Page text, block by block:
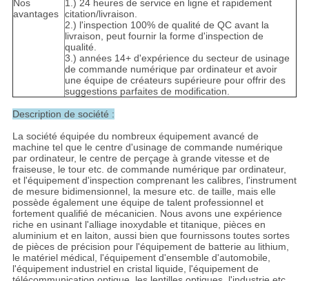
Nos
avantages
1.) 24 heures de service en ligne et rapidement
citation/livraison.
2.) l'inspection 100% de qualité de QC avant la
livraison, peut fournir la forme d'inspection de
qualité.
3.) années 14+ d'expérience du secteur de usinage
de commande numérique par ordinateur et avoir
une équipe de créateurs supérieure pour offrir des
suggestions parfaites de modification.
Description de société :
La société équipée du nombreux équipement avancé de
machine tel que le centre d'usinage de commande numérique
par ordinateur, le centre de perçage à grande vitesse et de
fraiseuse, le tour etc. de commande numérique par ordinateur,
et l'équipement d'inspection comprenant les calibres, l'instrument
de mesure bidimensionnel, la mesure etc. de taille, mais elle
possède également une équipe de talent professionnel et
fortement qualifié de mécanicien. Nous avons une expérience
riche en usinant l'alliage inoxydable et titanique, pièces en
aluminium et en laiton, aussi bien que fournissons toutes sortes
de pièces de précision pour l'équipement de batterie au lithium,
le matériel médical, l'équipement d'ensemble d'automobile,
l'équipement industriel en cristal liquide, l'équipement de